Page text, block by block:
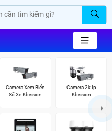
Camera Xem Biển
Số Xe Kbvision
Camera 2k Ip
Kbvision